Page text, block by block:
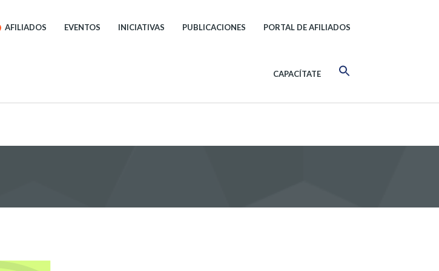
AFILIADOS EVENTOS INICIATIVAS PUBLICACIONES PORTAL DE AFILIADOS
CAPACÍTATE